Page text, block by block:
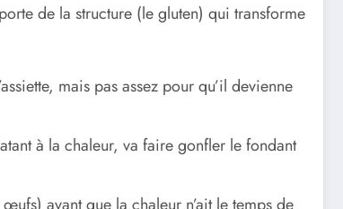
de la structure (le gluten) qui transforme
mais pas assez pour qu’il devienne
à la chaleur, va faire gonfler le fondant